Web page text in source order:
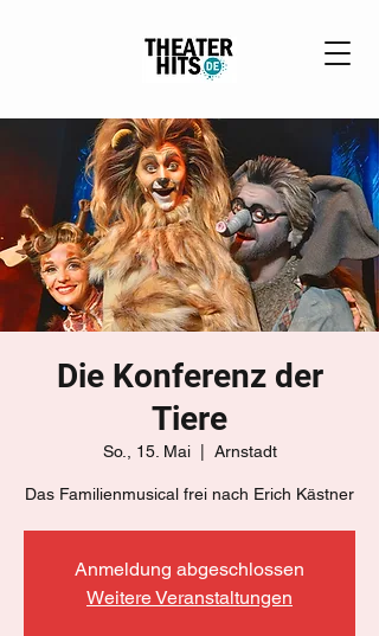
Die Konferenz der
Tiere
So., 15. Mai
  |
Arnstadt
Das Familienmusical frei nach Erich Kästner
Anmeldung abgeschlossen
Weitere Veranstaltungen